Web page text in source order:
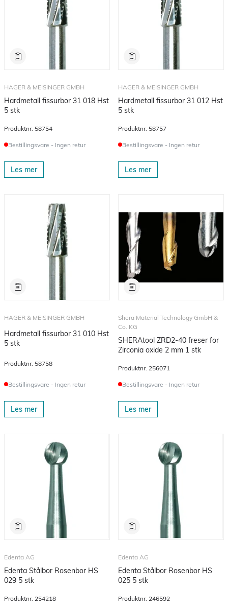
HAGER & MEISINGER GMBH
Hardmetall fissurbor 31 018 Hst
5 stk
Produktnr. 58754
Bestillingsvare - Ingen retur
Les mer
HAGER & MEISINGER GMBH
Hardmetall fissurbor 31 012 Hst
5 stk
Produktnr. 58757
Bestillingsvare - Ingen retur
Les mer
HAGER & MEISINGER GMBH
Hardmetall fissurbor 31 010 Hst
5 stk
Produktnr. 58758
Bestillingsvare - Ingen retur
Les mer
Shera Material Technology GmbH &
Co. KG
SHERAtool ZRD2-40 freser for
Zirconia oxide 2 mm 1 stk
Produktnr. 256071
Bestillingsvare - Ingen retur
Les mer
Edenta AG
Edenta Stålbor Rosenbor HS
029 5 stk
Produktnr. 254218
Edenta AG
Edenta Stålbor Rosenbor HS
025 5 stk
Produktnr. 246592